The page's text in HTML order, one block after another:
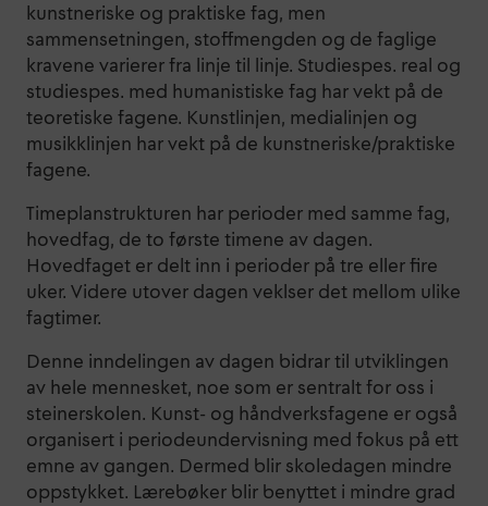
kunstneriske og praktiske fag, men
sammensetningen, stoffmengden og de faglige
kravene varierer fra linje til linje. Studiespes. real og
studiespes. med humanistiske fag har vekt på de
teoretiske fagene. Kunstlinjen, medialinjen og
musikklinjen har vekt på de kunstneriske/praktiske
fagene.
Timeplanstrukturen har perioder med samme fag,
hovedfag, de to første timene av dagen.
Hovedfaget er delt inn i perioder på tre eller fire
uker. Videre utover dagen veklser det mellom ulike
fagtimer.
Denne inndelingen av dagen bidrar til utviklingen
av hele mennesket, noe som er sentralt for oss i
steinerskolen. Kunst- og håndverksfagene er også
organisert i periodeundervisning med fokus på ett
emne av gangen. Dermed blir skoledagen mindre
oppstykket. Lærebøker blir benyttet i mindre grad